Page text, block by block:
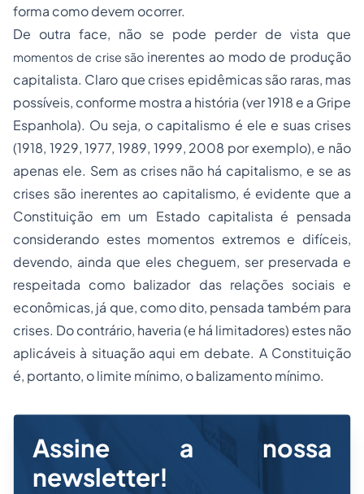
forma como devem ocorrer.
De outra face, não se pode perder de vista que
momentos de crise são inerentes ao modo de produção
capitalista. Claro que crises epidêmicas são raras, mas
possíveis, conforme mostra a história (ver 1918 e a Gripe
Espanhola). Ou seja, o capitalismo é ele e suas crises
(1918, 1929, 1977, 1989, 1999, 2008 por exemplo), e não
apenas ele. Sem as crises não há capitalismo, e se as
crises são inerentes ao capitalismo, é evidente que a
Constituição em um Estado capitalista é pensada
considerando estes momentos extremos e difíceis,
devendo, ainda que eles cheguem, ser preservada e
respeitada como balizador das relações sociais e
econômicas, já que, como dito, pensada também para
crises. Do contrário, haveria (e há limitadores) estes não
aplicáveis à situação aqui em debate. A Constituição
é, portanto, o limite mínimo, o balizamento mínimo.
Assine a nossa
newsletter!